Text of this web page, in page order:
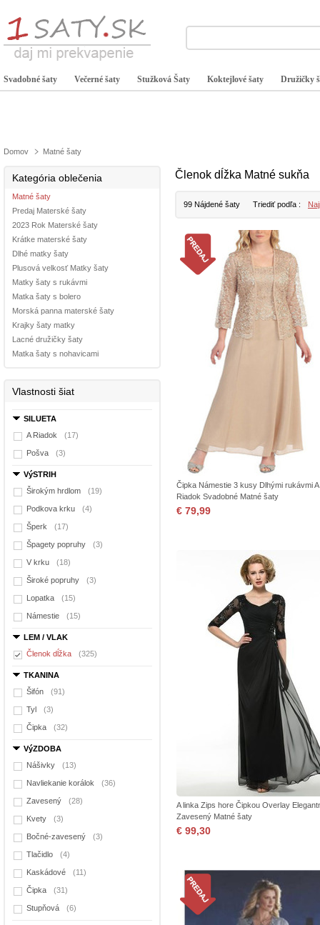
Svadobné šaty Večerné šaty Stužková Šaty Koktejlové šaty Družičky
Domov Matné šaty
Kategória oblečenia
Matné šaty
Predaj Materské šaty
2023 Rok Materské šaty
Krátke materské šaty
Dlhé matky šaty
Plusová velkosť Matky šaty
Matky šaty s rukávmi
Matka šaty s bolero
Morská panna materské šaty
Krajky šaty matky
Lacné družičky šaty
Matka šaty s nohavicami
Vlastnosti šiat
SILUETA
A Riadok
(17)
Pošva (3)
VýSTRIH
Širokým hrdlom
(19)
Podkova krku (4)
Šperk (17)
Špagety popruhy (3)
V krku (18)
Široké popruhy (3)
Lopatka (15)
Námestie (15)
LEM / VLAK
Členok dĺžka
(325)
TKANINA
Šifón
(91)
Tyl (3)
Čipka (32)
VýZDOBA
Nášivky
(13)
Navliekanie korálok (36)
Zavesený (28)
Kvety (3)
Bočné-zavesený (3)
Tlačidlo (4)
Kaskádové (11)
Čipka (31)
Stupňová (6)
Členok dĺžka Matné sukňa
99 Nájdené šaty Triediť podľa :
Čipka Námestie 3 kusy Dlhými rukávmi A
Riadok Svadobné Matné šaty
€ 79,99
A linka Zips hore Čipkou Overlay
Zavesený Matné šaty
€ 99,30